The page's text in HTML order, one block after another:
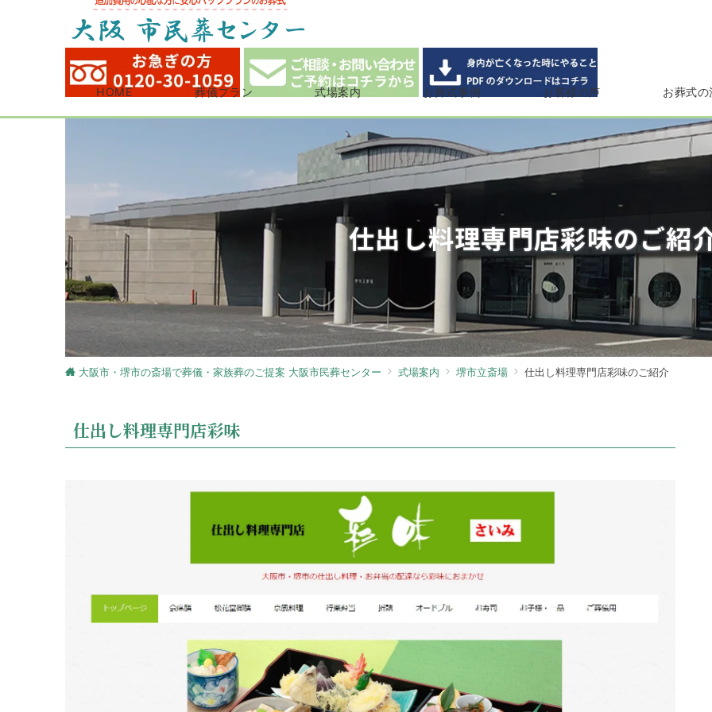
HOME 葬儀プラン 式場案内 お葬式事例 お客様の声 お葬式の
仕出し料理専門店彩味のご紹
大阪市・堺市の斎場で葬儀・家族葬のご提案 大阪市民葬センター 式場案内 堺市立斎場 仕出し料理専門店彩味のご紹介
仕出し料理専門店彩味